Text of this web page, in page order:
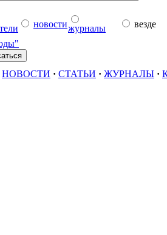
новостижурналы
везде
НОВОСТИ · СТАТЬИ · ЖУРНАЛЫ ·